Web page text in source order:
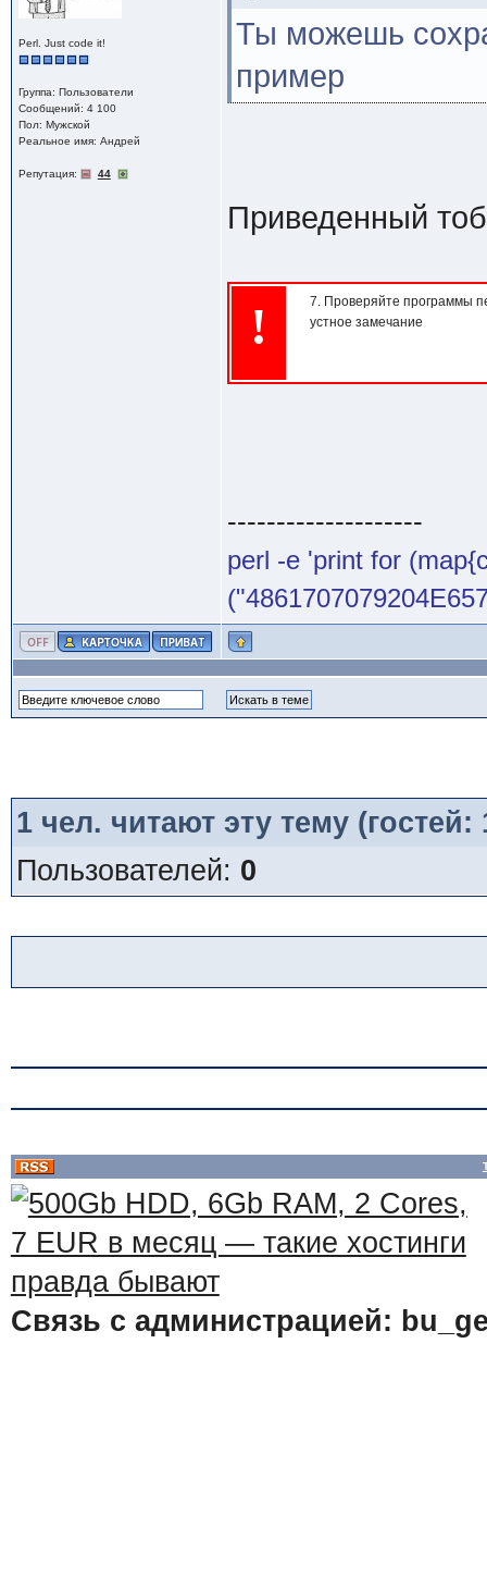
Perl. Just code it!
Группа: Пользователи
Сообщений: 4 100
Пол: Мужской
Реальное имя: Андрей
Репутация: 44
Ты можешь
пример
Приведенный
!
7. Проверяйте программы
устное замечание
--------------------
perl -e 'print for
1чел. читают эту тему
Пользователей: 0
Связь с администрацией: